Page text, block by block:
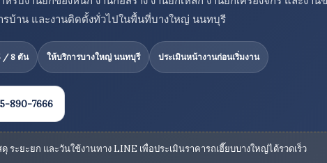
รบ้าน และงานติดตั้งทั่วไปในพื้นที่บางใหญ่ นนทบุรี
/ 8 ตัน ให้บริการบางใหญ่ นนทบุรี ประเมินหน้างานก่อนเริ่มงาน
890-7666
ะยะยก และวันใช้งานทาง LINE เพื่อประเมินราคารถเฮี๊ยบบางใหญ่ได้รวดเร็ว